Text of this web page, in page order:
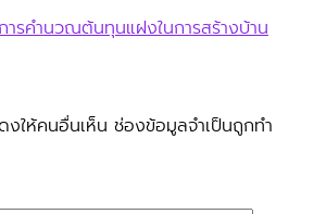
ารคำนวณต้นทุนแฝงในการสร้างบ้าน
งให้คนอื่นเห็น ช่องข้อมูลจำเป็นถูกทำ